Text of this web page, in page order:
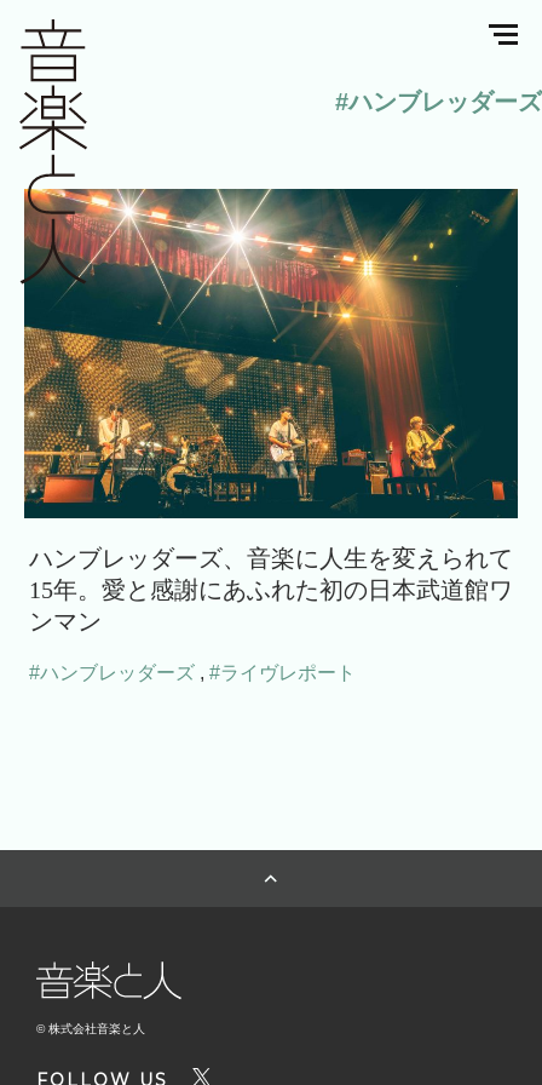
#ハンブレッダーズ
ハンブレッダーズ、音楽に人生を変えられて
15年。愛と感謝にあふれた初の日本武道館ワ
ンマン
#ハンブレッダーズ , #ライヴレポート
© 株式会社音楽と人
FOLLOW US